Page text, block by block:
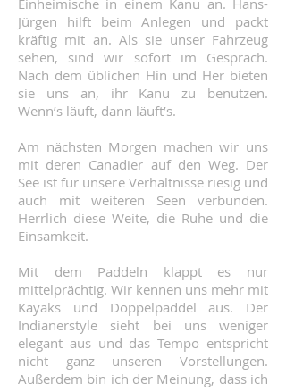
Einheimische in einem Kanu an. Hans-
Jürgen hilft beim Anlegen und packt
kräftig mit an. Als sie unser Fahrzeug
sehen, sind wir sofort im Gespräch.
Nach dem üblichen Hin und Her bieten
sie uns an, ihr Kanu zu benutzen.
Wenn’s läuft, dann läuft’s.
Am nächsten Morgen machen wir uns
mit deren Canadier auf den Weg. Der
See ist für unsere Verhältnisse riesig und
auch mit weiteren Seen verbunden.
Herrlich diese Weite, die Ruhe und die
Einsamkeit.
Mit dem Paddeln klappt es nur
mittelprächtig. Wir kennen uns mehr mit
Kayaks und Doppelpaddel aus. Der
Indianerstyle sieht bei uns weniger
elegant aus und das Tempo entspricht
nicht ganz unseren Vorstellungen.
Außerdem bin ich der Meinung, dass ich